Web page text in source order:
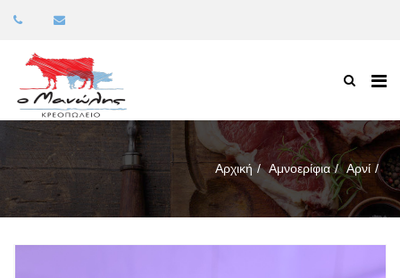
Αρχική Αμνοερίφια Αρνί